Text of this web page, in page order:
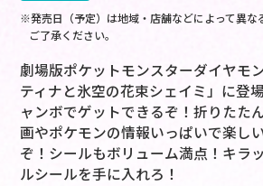
※発売日（予定）は地域・店舗などによって異な
ご了承ください。
劇場版ポケットモンスターダイヤモ
ティナと氷空の花束シェイミ」に登
ャンボでゲットできるぞ！折りたた
画やポケモンの情報いっぱいで楽し
ぞ！シールもボリューム満点！キラ
ルシールを手に入れろ！